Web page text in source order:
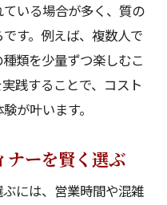
いる場合が多く、質の
す。例えば、複数人で
類を少量ずつ楽しむこ
践することで、コスト
が叶います。
ナーを賢く選ぶ
には、営業時間や混雑